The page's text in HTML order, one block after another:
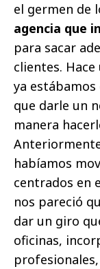
el germen de
agencia que
para sacar
clientes.
ya
que darle un
manera
habíamos
centrados en
nos pareció
dar un giro
oficinas,